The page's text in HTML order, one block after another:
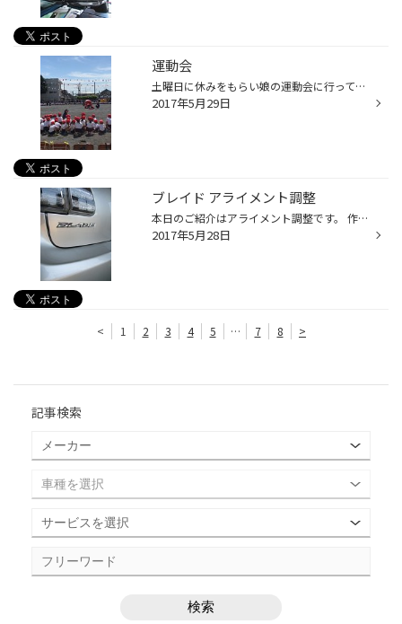
運動会
土曜日に休みをもらい娘の運動会に行ってきました。最初は開会式から始まり、準備運動をして本番が始まります。最初の競技は、全校生徒で行う大玉ころがしです。自分も、小学生の頃にやったなと思いながら見守っておりました。徒競走、ダンス、低学年のリレーなど競技は盛りだくさんです。 最後の方...
2017年5月29日
ブレイド アライメント調整
本日のご紹介はアライメント調整です。 作業した車はトヨタの「ブレイド」です。 以前タイヤ交換をさせていただきアライメントは後日ということで本日作業させていただきました。 タイヤ交換の時にフロントタイヤの偏磨耗しておりまして測定してみるとやはりフロントのトーはズレておりました。 こ...
2017年5月28日
< 1 2 3 4 5 … 7 8 >
記事検索